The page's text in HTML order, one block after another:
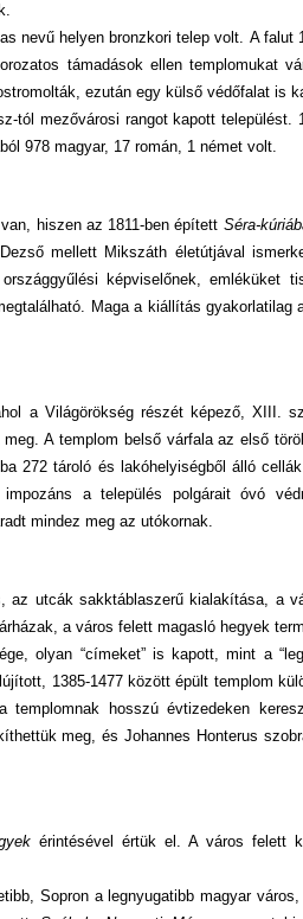
nevű helyen bronzkori telep volt. A falut
támadások ellen templomukat
ezután egy külső védőfalat is
tól mezővárosi rangot kapott települést.
978 magyar, 17 román, 1 német volt.
hiszen az 1811-ben épített Séra-
mellett Mikszáth életútjával
képviselőnek, emléküket
Maga a kiállítás gyakorlatilag
a Világörökség részét képező, XIII.
A templom belső várfala az első
272 tároló és lakóhelyiségből álló
a település polgárait óvó
mindez meg az utókornak.
az utcák sakktáblaszerű kialakítása, a
a város felett magasló hegyek
olyan “címeket” is kapott, mint a
1385-1477 között épült templom
templomnak hosszú évtizedeken
meg, és Johannes Honterus
érintésével értük el. A város felett
Sopron a legnyugatibb magyar